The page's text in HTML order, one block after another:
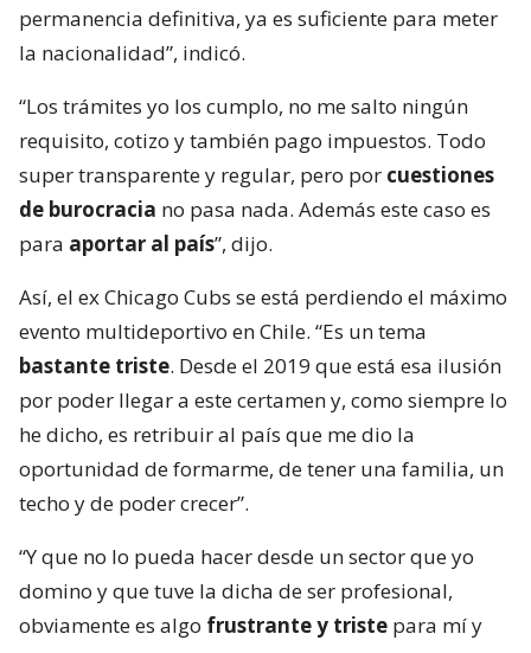
permanencia definitiva, ya es suficiente para meter
la nacionalidad”, indicó.
“Los trámites yo los cumplo, no me salto ningún
requisito, cotizo y también pago impuestos. Todo
super transparente y regular, pero por cuestiones
de burocracia no pasa nada. Además este caso es
para aportar al país”, dijo.
Así, el ex Chicago Cubs se está perdiendo el máximo
evento multideportivo en Chile. “Es un tema
bastante triste. Desde el 2019 que está esa ilusión
por poder llegar a este certamen y, como siempre lo
he dicho, es retribuir al país que me dio la
oportunidad de formarme, de tener una familia, un
techo y de poder crecer”.
“Y que no lo pueda hacer desde un sector que yo
domino y que tuve la dicha de ser profesional,
obviamente es algo frustrante y triste para mí y